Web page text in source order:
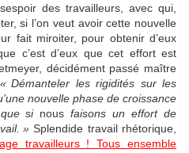
des travailleurs, avec qui,
si l’on veut avoir cette nouvelle
fait miroiter, pour obtenir d’eux
c’est d’eux que cet effort est
décidément passé maître
« Démanteler les rigidités sur les
nouvelle phase de croissance
si nous faisons un effort de
»Splendide travail rhétorique,
travailleurs ! Tous ensemble